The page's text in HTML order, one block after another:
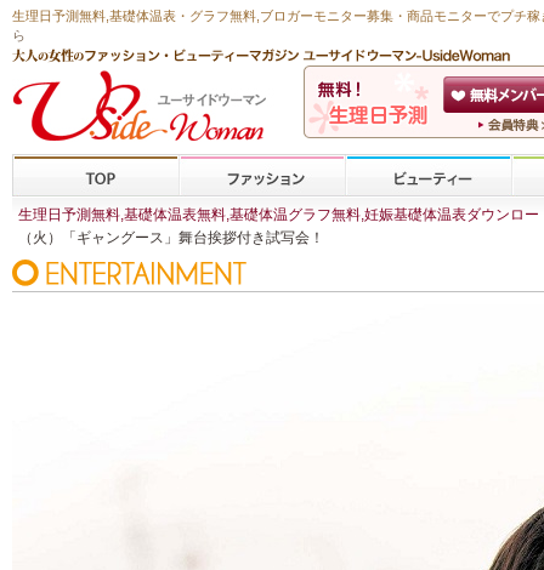
生理日予測無料 基礎体温表・グラフ無料 ,ブロガーモニター募集・商品モニターでプチ稼
ら
生理日予測無料,基礎体温表無料,基礎体温グラフ無料,妊娠基礎体温表ダウンロ
（火）「ギャングース」舞台挨拶付き試写会！